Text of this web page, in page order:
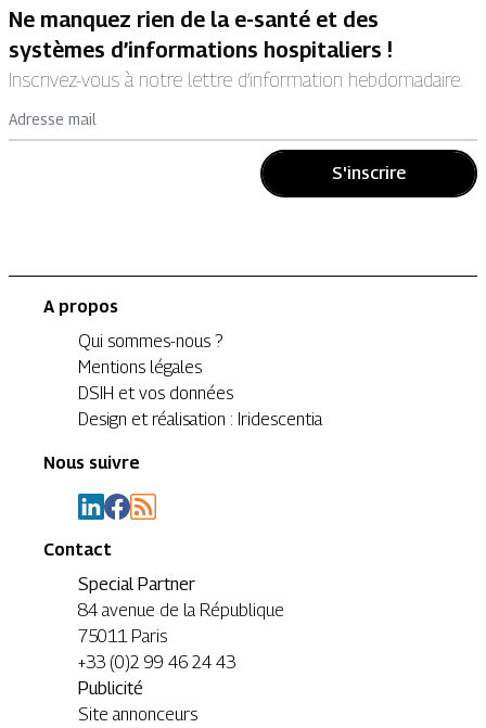
Ne manquez rien de la e-santé et des
systèmes d’informations hospitaliers !
Inscrivez-vous à notre lettre d’information hebdomadaire.
Adresse mail
S'inscrire
A propos
Qui sommes-nous ?
Mentions légales
DSIH et vos données
Design et réalisation : Iridescentia
Nous suivre
Contact
Special Partner
84 avenue de la République
75011 Paris
+33 (0)2 99 46 24 43
Publicité
Site annonceurs